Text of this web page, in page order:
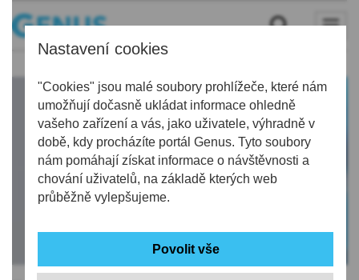
Nastavení cookies
"Cookies" jsou malé soubory prohlížeče, které nám
umožňují dočasně ukládat informace ohledně
vašeho zařízení a vás, jako uživatele, výhradně v
době, kdy procházíte portál Genus. Tyto soubory
nám pomáhají získat informace o návštěvnosti a
chování uživatelů, na základě kterých web
průběžně vylepšujeme.